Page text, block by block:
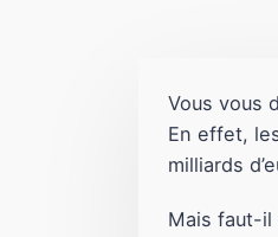
Vous vous
En effet,
milliards
Mais faut-il